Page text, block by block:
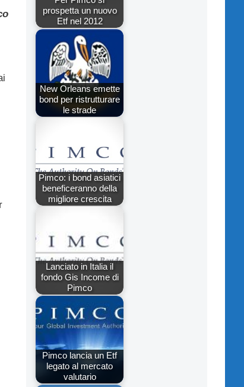
prospetta un nuovo
Etf nel 2012
New Orleans emette
bond per ristrutturare
le strade
Pimco: i bond asiatici
beneficeranno della
migliore crescita
Lanciato in Italia il
fondo Gis Income di
Pimco
Pimco lancia un Etf
legato al mercato
valutario